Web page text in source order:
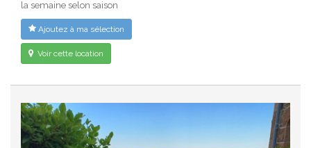
la semaine selon saison
Ajoutez à ma sélection
Voir cette location